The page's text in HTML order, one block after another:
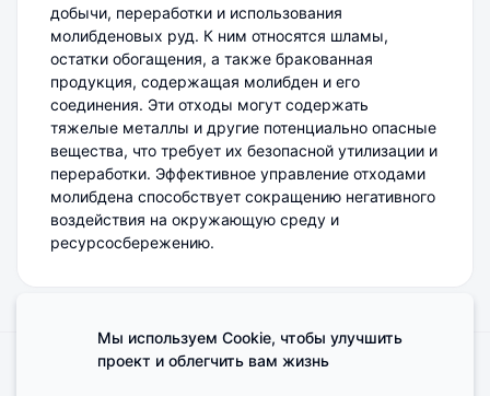
добычи, переработки и использования
молибденовых руд. К ним относятся шламы,
остатки обогащения, а также бракованная
продукция, содержащая молибден и его
соединения. Эти отходы могут содержать
тяжелые металлы и другие потенциально опасные
вещества, что требует их безопасной утилизации и
переработки. Эффективное управление отходами
молибдена способствует сокращению негативного
воздействия на окружающую среду и
ресурсосбережению.
Поделиться мнением о сайте
Мы используем Cookie, чтобы улучшить
проект и облегчить вам жизнь